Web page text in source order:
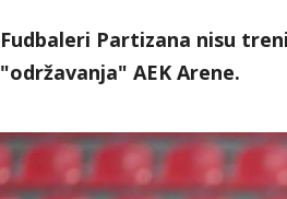
Fudbaleri Partizana nisu
"održavanja" AEK Arene.